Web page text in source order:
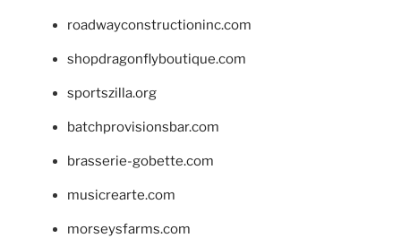
roadwayconstructioninc.com
shopdragonflyboutique.com
sportszilla.org
batchprovisionsbar.com
brasserie-gobette.com
musicrearte.com
morseysfarms.com